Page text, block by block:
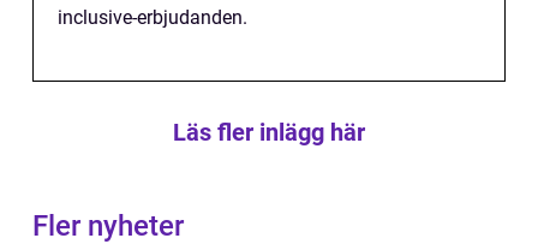
inclusive-erbjudanden.
Läs fler inlägg här
Fler nyheter